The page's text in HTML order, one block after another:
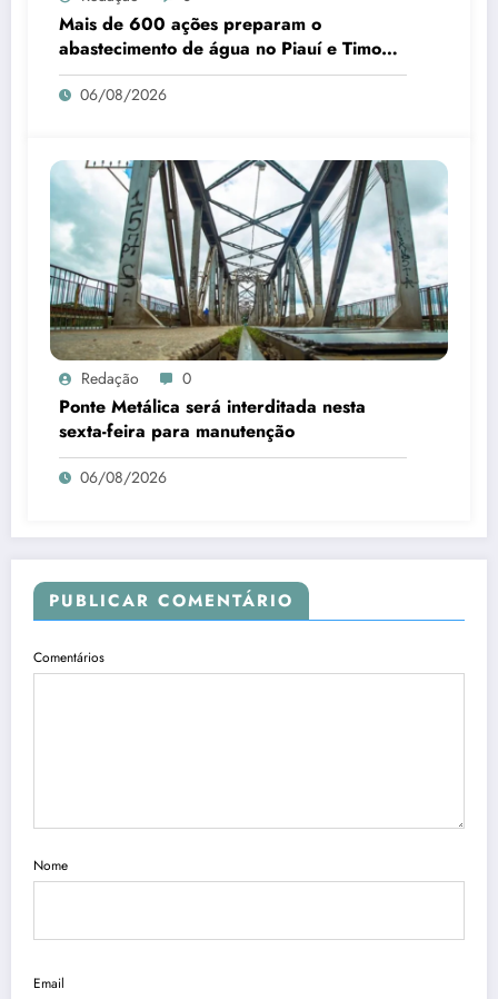
Mais de 600 ações preparam o
abastecimento de água no Piauí e Timon
para o B-R-O-BRÓ
06/08/2026
Redação 0
Ponte Metálica será interditada nesta
sexta-feira para manutenção
06/08/2026
PUBLICAR COMENTÁRIO
Comentários
Nome
Email